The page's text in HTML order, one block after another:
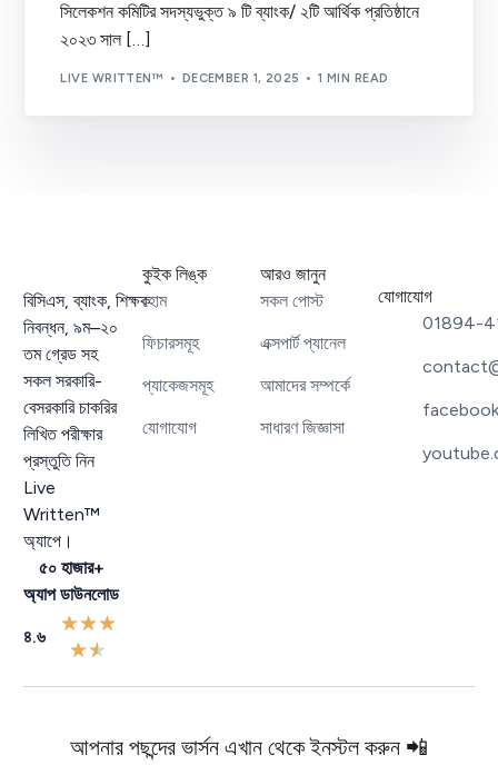
সিলেকশন কমিটির সদস্যভুক্ত ৯ টি ব্যাংক/ ২টি আর্থিক প্রতিষ্ঠানে
২০২৩ সাল […]
LIVE WRITTEN™ DECEMBER 1, 2025 1 MIN READ
বিসিএস,ব্যাংক ,শিক্ষক
নিবন্ধন,৯ম–২০
তম গ্রেড সহ
সকল সরকারি-
বেসরকারি চাকরির
লিখিত পরীক্ষার
প্রস্তুতি নিন
Live
Written™
অ্যাপে।
৫০ হাজার+
অ্যাপ ডাউনলোড
৪.৬
★★★
★★
কুইক লিঙ্ক
হোম
ফিচারসমূহ
প্যাকেজসমূহ
যোগাযোগ
আরও জানুন
সকল পোস্ট
এক্সপার্ট প্যানেল
আমাদের সম্পর্কে
সাধারণ জিজ্ঞাসা
যোগাযোগ
01894-
আপনার পছন্দের ভার্সন এখান থেকে ইনস্টল করুন 📲